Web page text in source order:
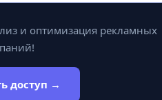
и оптимизация рекламных
доступ →